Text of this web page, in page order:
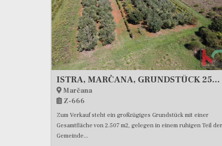
ISTRA, MARČANA, GRUNDSTÜCK 2507M2 KOMBINIERT BAULAND MIT NICHT URBANISIERTEM, #VERKAUF
Marčana
Z-666
Zum Verkauf steht ein großzügiges Grundstück mit einer
Gesamtfläche von 2.507 m2, gelegen in einem ruhigen Teil der
Gemeinde...